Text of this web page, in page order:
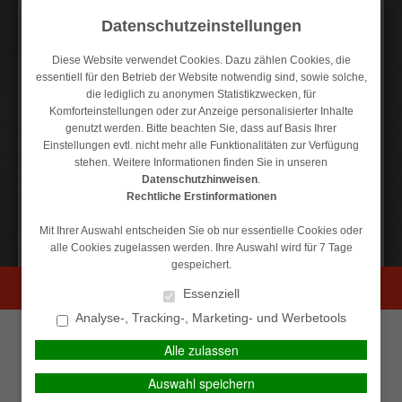
Kontakt Anfahrt Datenschutz Impressum
Versicherungsunterlagen
eine elektronische Versicherungsbestätigung? Sie sind
demnächst im Ausland unterwegs und brauchen eine
Internationale Versicherungskarte (Grüne Karte)? Fordern
PERSÖNLICHE BERATUNG GEWÜNSCHT?
persönliche Beratung und
möchte Kontakt mit einem
Berater aufnehmen.
persönliche Beratung und
möchte mit dem Besuch der
Seite fortfahren.
Datenschutzeinstellungen
Diese Website verwendet Cookies. Dazu zählen Cookies, die
essentiell für den Betrieb der Website notwendig sind, sowie solche,
die lediglich zu anonymen Statistikzwecken, für
Komforteinstellungen oder zur Anzeige personalisierter Inhalte
genutzt werden. Bitte beachten Sie, dass auf Basis Ihrer
Einstellungen evtl. nicht mehr alle Funktionalitäten zur Verfügung
stehen. Weitere Informationen finden Sie in unseren
Datenschutzhinweisen.
Rechtliche Erstinformationen
Mit Ihrer Auswahl entscheiden Sie ob nur essentielle Cookies oder
alle Cookies zugelassen werden. Ihre Auswahl wird für 7 Tage
gespeichert.
Essenziell
Analyse-, Tracking-, Marketing- und Werbetools
Alle zulassen
Auswahl speichern